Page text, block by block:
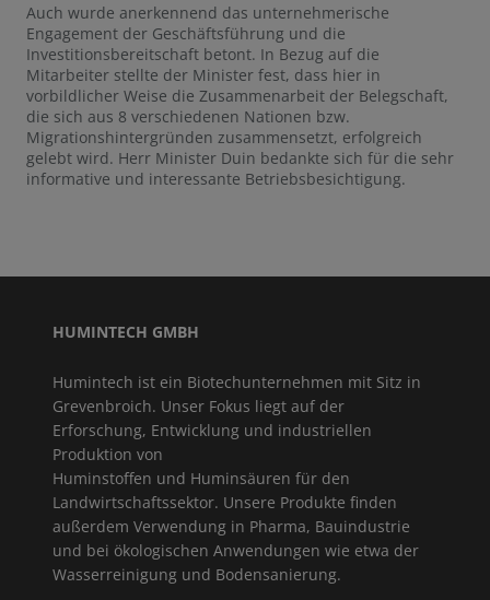
Auch wurde anerkennend das unternehmerische
Engagement der Geschäftsführung und die
Investitionsbereitschaft betont. In Bezug auf die
Mitarbeiter stellte der Minister fest, dass hier in
vorbildlicher Weise die Zusammenarbeit der Belegschaft,
die sich aus 8 verschiedenen Nationen bzw.
Migrationshintergründen zusammensetzt, erfolgreich
gelebt wird. Herr Minister Duin bedankte sich für die sehr
informative und interessante Betriebsbesichtigung.
HUMINTECH GMBH
Humintech ist ein Biotechunternehmen mit Sitz in
Grevenbroich. Unser Fokus liegt auf der
Erforschung, Entwicklung und industriellen
Produktion von
Huminstoffen und Huminsäuren für den
Landwirtschaftssektor. Unsere Produkte finden
außerdem Verwendung in Pharma, Bauindustrie
und bei ökologischen Anwendungen wie etwa der
Wasserreinigung und Bodensanierung.